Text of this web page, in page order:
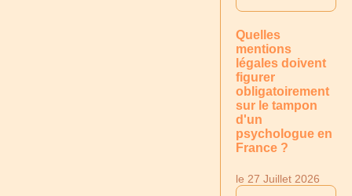
Quelles
mentions
légales doivent
figurer
obligatoirement
sur le tampon
d'un
psychologue en
France ?
le 27 Juillet 2026